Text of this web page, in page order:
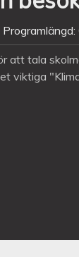
Programlängd:
att tala
viktiga